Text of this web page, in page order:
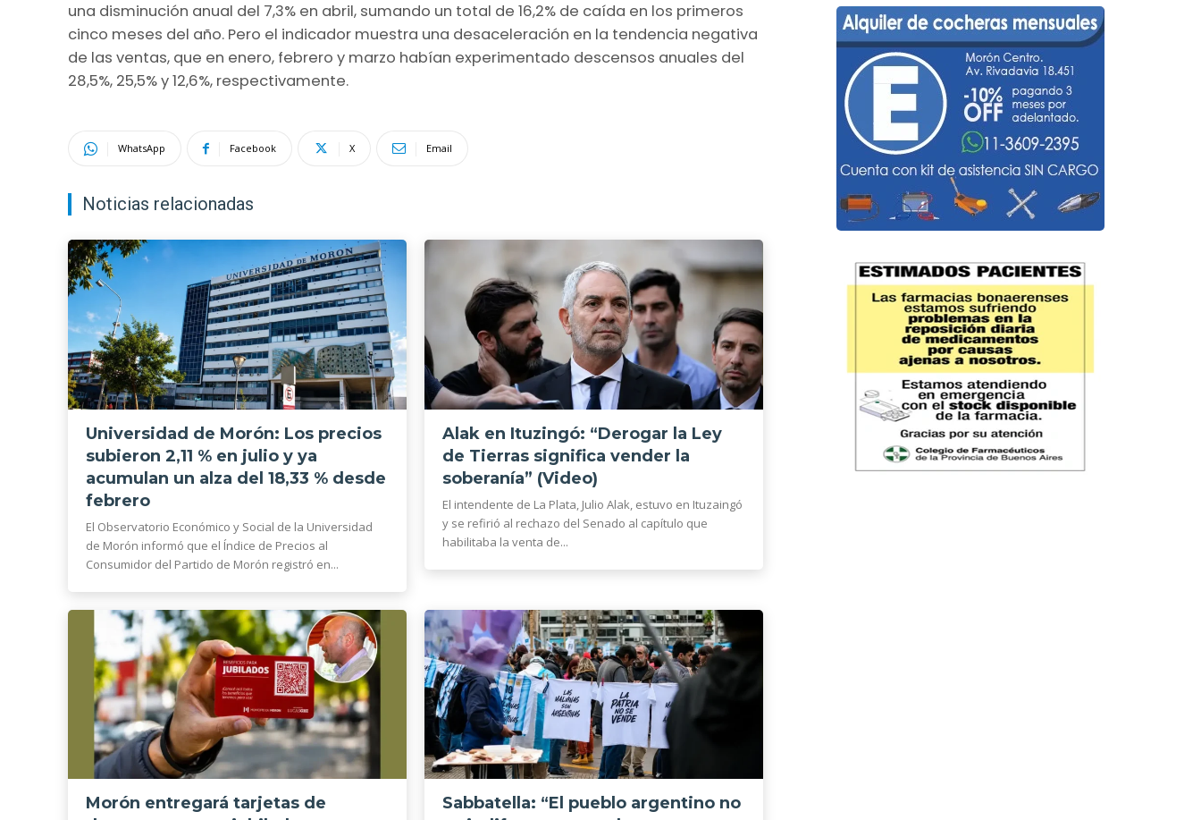
una disminución anual del 7,3% en abril, sumando un total de 16,2% de caída en los primeros
cinco meses del año. Pero el indicador muestra una desaceleración en la tendencia negativa
de las ventas, que en enero, febrero y marzo habían experimentado descensos anuales del
28,5%, 25,5% y 12,6%, respectivamente.
WhatsApp Facebook X Email
Noticias relacionadas
Universidad de Morón: Los precios
subieron 2,11 % en julio y ya
acumulan un alza del 18,33 % desde
febrero
El Observatorio Económico y Social de la Universidad
de Morón informó que el Índice de Precios al
Consumidor del Partido de Morón registró en...
Alak en Ituzingó: “Derogar la Ley
de Tierras significa vender la
soberanía” (Video)
El intendente de La Plata, Julio Alak, estuvo en Ituzaingó
y se refirió al rechazo del Senado al capítulo que
habilitaba la venta de...
Morón entregará tarjetas de
Sabbatella: “El pueblo argentino no